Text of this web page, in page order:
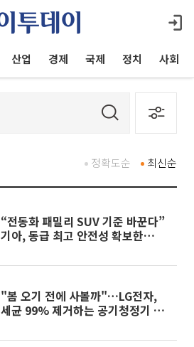
산업 경제 국제 정치 사회
최신순
정확도순
“전동화 패밀리 SUV 기준 바꾼다”
기아, 동급 최고 안전성 확보한
"봄 오기 전에 사볼까"…LG전자,
세균 99% 제거하는 공기청정기 신